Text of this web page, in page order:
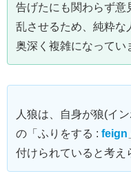
告げたにも関わらず意
乱させるため、純粋な
奥深く複雑になってい
人狼は、自身が狼(イ
の「ふりをする : feign
付けられていると考え